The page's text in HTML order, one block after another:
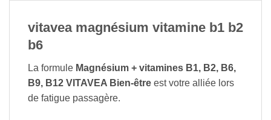
vitavea magnésium vitamine b1 b2
b6
La formule Magnésium + vitamines B1, B2, B6,
B9, B12 VITAVEA Bien-être est votre alliée lors
de fatigue passagère.